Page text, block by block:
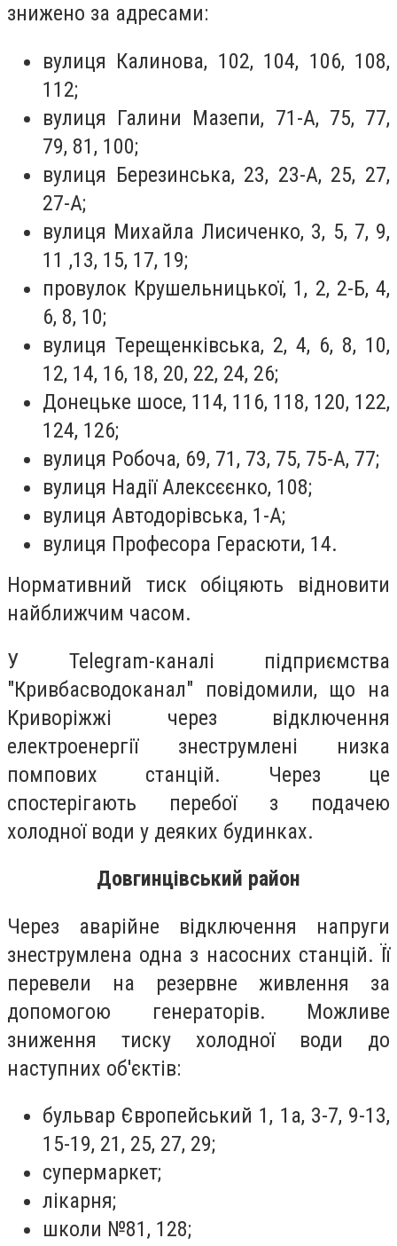
знижено за адресами:
вулиця Калинова, 102, 104, 106, 108,
112;
вулиця Галини Мазепи, 71-А, 75, 77,
79, 81, 100;
вулиця Березинська, 23, 23-А, 25, 27,
27-А;
вулиця Михайла Лисиченко, 3, 5, 7, 9,
11 ,13, 15, 17, 19;
провулок Крушельницької, 1, 2, 2-Б, 4,
6, 8, 10;
вулиця Терещенківська, 2, 4, 6, 8, 10,
12, 14, 16, 18, 20, 22, 24, 26;
Донецьке шосе, 114, 116, 118, 120, 122,
124, 126;
вулиця Робоча, 69, 71, 73, 75, 75-А, 77;
вулиця Надії Алексєєнко, 108;
вулиця Автодорівська, 1-А;
вулиця Професора Герасюти, 14.
Нормативний тиск обіцяють відновити
найближчим часом.
У Telegram-каналі підприємства
"Кривбасводоканал" повідомили, що на
Криворіжжі через відключення
електроенергії знеструмлені низка
помпових станцій. Через це
спостерігають перебої з подачею
холодної води у деяких будинках.
Довгинцівський район
Через аварійне відключення напруги
знеструмлена одна з насосних станцій. Її
перевели на резервне живлення за
допомогою генераторів. Можливе
зниження тиску холодної води до
наступних об'єктів:
бульвар Європейський 1, 1а, 3-7, 9-13,
15-19, 21, 25, 27, 29;
супермаркет;
лікарня;
школи №81, 128;